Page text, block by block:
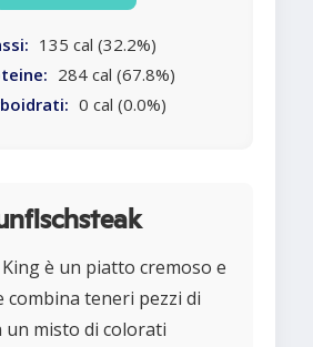
135 cal (32.2%)
284 cal (67.8%)
0 cal (0.0%)
è un piatto cremoso e
combina teneri pezzi di
un misto di colorati